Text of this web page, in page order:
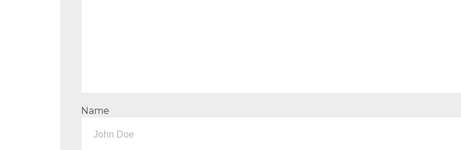
Name